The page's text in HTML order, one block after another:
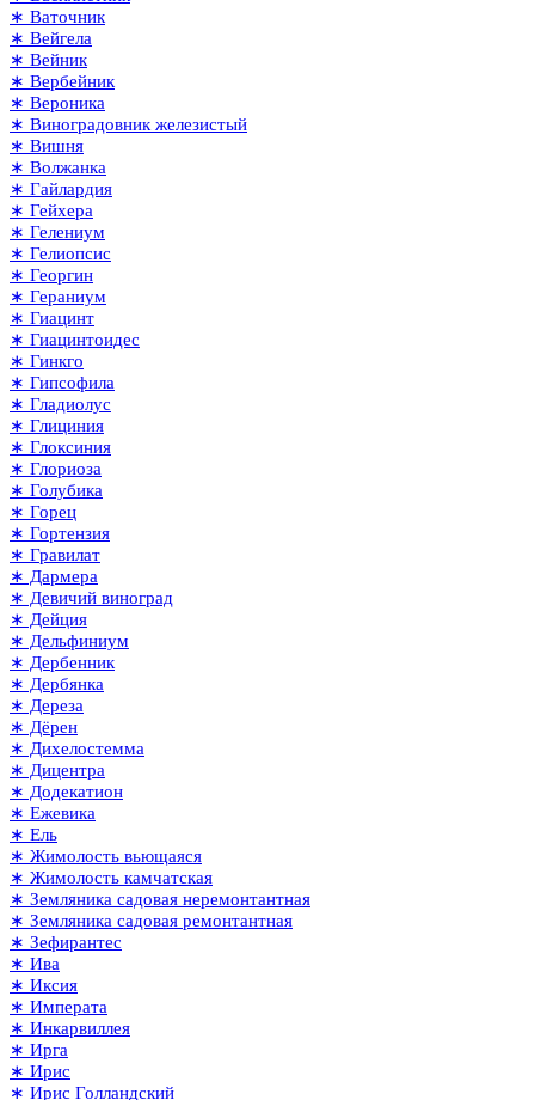
∗ Ваточник
∗ Вейгела
∗ Вейник
∗ Вербейник
∗ Вероника
∗ Виноградовник железистый
∗ Вишня
∗ Волжанка
∗ Гайлардия
∗ Гейхера
∗ Гелениум
∗ Гелиопсис
∗ Георгин
∗ Гераниум
∗ Гиацинт
∗ Гиацинтоидес
∗ Гинкго
∗ Гипсофила
∗ Гладиолус
∗ Глициния
∗ Глоксиния
∗ Глориоза
∗ Голубика
∗ Горец
∗ Гортензия
∗ Гравилат
∗ Дармера
∗ Девичий виноград
∗ Дейция
∗ Дельфиниум
∗ Дербенник
∗ Дербянка
∗ Дереза
∗ Дёрен
∗ Дихелостемма
∗ Дицентра
∗ Додекатион
∗ Ежевика
∗ Ель
∗ Жимолость вьющаяся
∗ Жимолость камчатская
∗ Земляника садовая неремонтантная
∗ Земляника садовая ремонтантная
∗ Зефирантес
∗ Ива
∗ Иксия
∗ Императа
∗ Инкарвиллея
∗ Ирга
∗ Ирис
∗ Ирис Голландский